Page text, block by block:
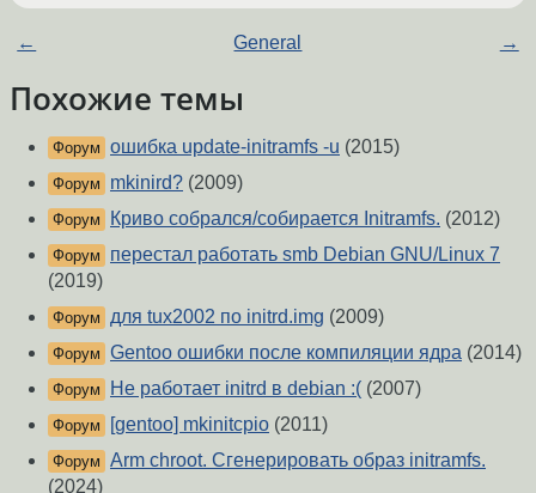
← General →
Похожие темы
Форум ошибка update-initramfs -u (2015)
Форум mkinird? (2009)
Форум Криво собрался/собирается Initramfs. (2012)
Форум
перестал работать smb Debian GNU/Linux 7
(2019)
Форум для tux2002 по initrd.img (2009)
Форум Gentoo ошибки после компиляции ядра (2014)
Форум Не работает initrd в debian :( (2007)
Форум [gentoo] mkinitcpio (2011)
Форум Arm chroot. Сгенерировать образ initramfs.
(2024)